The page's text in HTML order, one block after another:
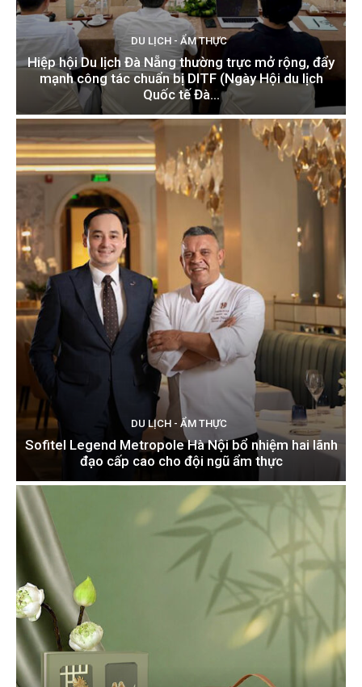
DU LỊCH - ẨM THỰC
Hiệp hội Du lịch Đà Nẵng thường trực mở rộng, đẩy
mạnh công tác chuẩn bị DITF (Ngày Hội du lịch
Quốc tế Đà...
DU LỊCH - ẨM THỰC
Sofitel Legend Metropole Hà Nội bổ nhiệm hai lãnh
đạo cấp cao cho đội ngũ ẩm thực